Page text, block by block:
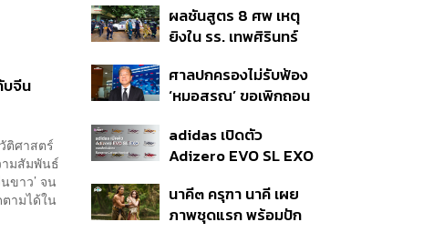
บจีน
ติศาสตร์
มสัมพันธ์
ขาว’ จน
ตามได้ใน
ลง - จีนแห่บุกตลาดเกิด
ใหม่
ผลชันสูตร 8 ศพ เหตุ
ยิงใน รร. เทพศิรินทร์
จุดสำคัญ ‘ศีรษะ-
หน้าอก’ ครูถูกยิง 4 นัด
ศาลปกครองไม่รับฟ้อง
‘หมอสรณ’ ขอเพิกถอน
ไม่ใช่ผู้เดือดร้อนเสีย
หาย
adidas เปิดตัว
Adizero EVO SL EXO
ฤดูกาล College
Football
นาคี๓ ครุฑา นาคี เผย
ภาพชุดแรก พร้อมปัก